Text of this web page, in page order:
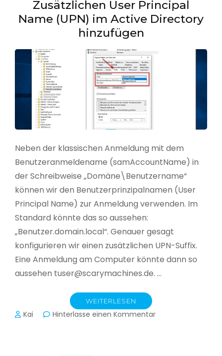
Zusätzlichen User Principal
Name (UPN) im Active Directory
hinzufügen
Neben der klassischen Anmeldung mit dem
Benutzeranmeldename (samAccountName) in
der Schreibweise „Domäne\Benutzername“
können wir den Benutzerprinzipalnamen (User
Principal Name) zur Anmeldung verwenden. Im
Standard könnte das so aussehen:
„Benutzer.domain.local“. Genauer gesagt
konfigurieren wir einen zusätzlichen UPN-Suffix.
Eine Anmeldung am Computer könnte dann so
aussehen tuser@scarymachines.de. …
WEITERLESEN
Kai Hinterlasse einen Kommentarzu